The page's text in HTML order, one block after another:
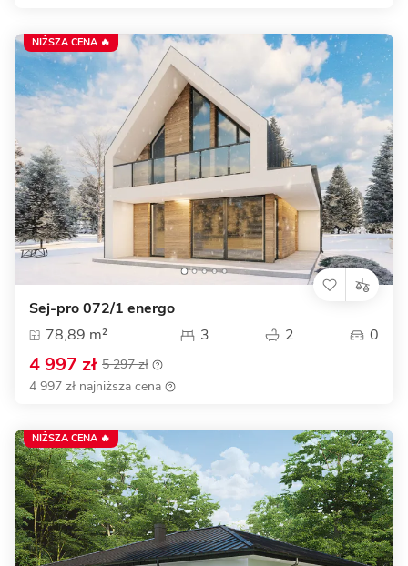
Sej-pro 072/1 energo
78,89 m²
3 2 0
4 997 zł 5 297 zł
4 997 zł najniższa cena
NIŻSZA CENA 🔥
NIŻSZA CENA 🔥